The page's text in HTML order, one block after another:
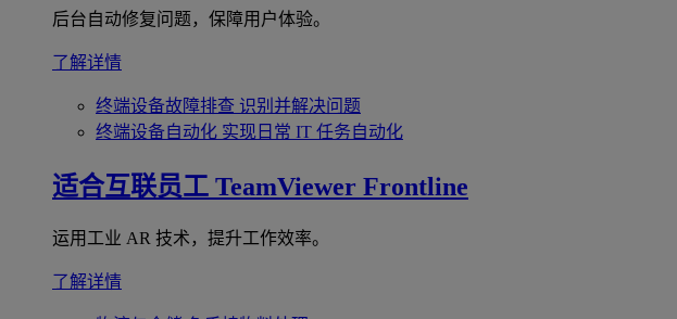
后台自动修复问题，保障用户体验。
了解详情
终端设备故障排查 识别并解决问题
终端设备自动化 实现日常 IT 任务自动化
适合互联员工 TeamViewer Frontline
运用工业 AR 技术，提升工作效率。
了解详情